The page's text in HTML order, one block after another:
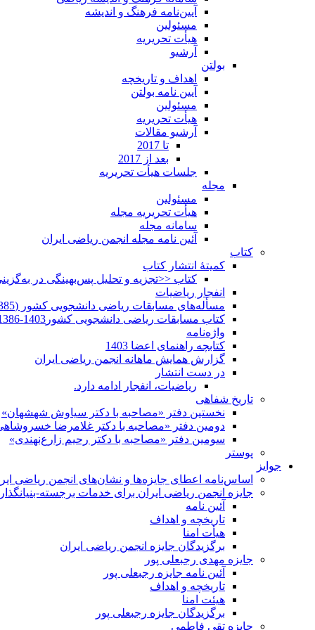
آیین‌نامه فرهنگ و اندیشه
مسئولین
هیأت تحریریه
آرشیو
بولتن
اهداف و تاریخچه
آیین نامه بولتن
مسئولین
هیأت تحریریه
آرشیو مقالات
تا 2017
بعد از 2017
جلسات هیأت تحریریه
مجله
مسئولین
هیأت تحریریه مجله
سامانه مجله
آئین نامه مجله انجمن ریاضی ایران
کتاب
کمیتۀ انتشار کتاب
کتاب <<تجزیه و تحلیل پس‌بهینگی در
انفجار ریاضیات
مسأله‌های مسابقات ریاضی دانشجویی کشور (1385-1352)
کتاب مسابقات ریاضی دانشجویی کشور1403-1386
واژه‌نامه
کتابچه راهنمای اعضا 1403
گزارش همایش ماهانه انجمن ریاضی ایران
در دست انتشار
ریاضیات، انفجار ادامه دارد.
تاریخ شفاهی
نخستین دفتر «مصاحبه با دکتر سیاوش شهشهان»
دومین دفتر «مصاحبه با دکتر غلامرضا
سومین دفتر «مصاحبه با دکتر رحیم زارع‌نهندی»
پوستر
جوایز
اساس‌نامه اعطای جایزه‌ها و نشان‌های انجمن ریاضی
جایزه انجمن ریاضی ایران برای خدمات برجسته-
آئین نامه
تاریخچه و اهداف
هیأت امنا
برگزیدگان جایزه انجمن ریاضی ایران
جایزه مهدی رجبعلی پور
آئین نامه جایزه رجبعلی پور
تاریخچه و اهداف
هیئت امنا
برگزیدگان جایزه رجبعلی پور
جایزه تقی فاطمی